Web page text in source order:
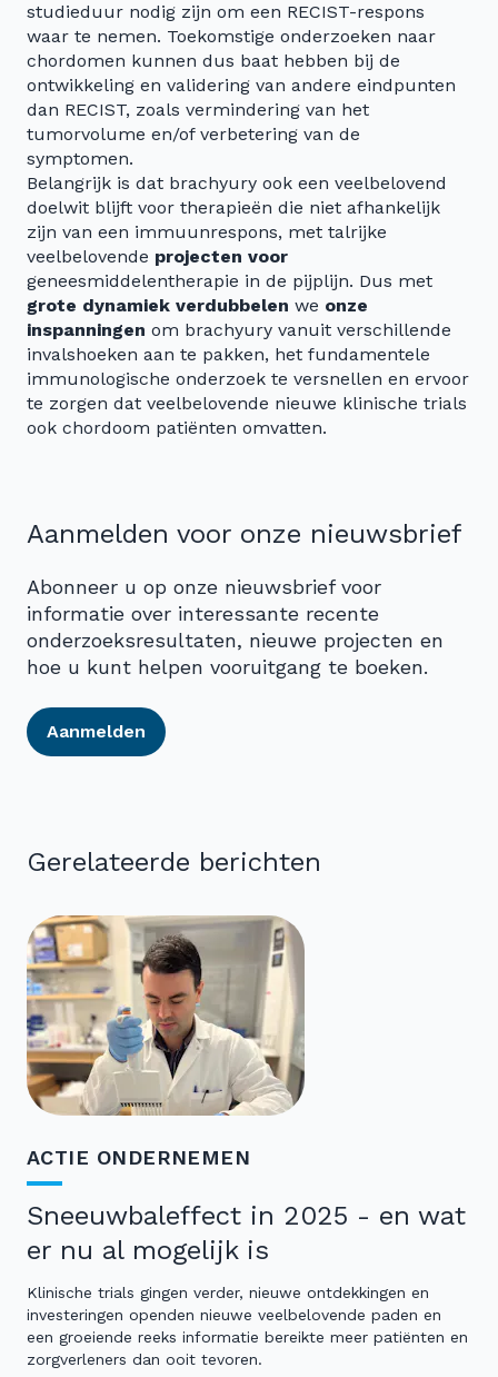
studieduur nodig zijn om een RECIST-respons
waar te nemen. Toekomstige onderzoeken naar
chordomen kunnen dus baat hebben bij de
ontwikkeling en validering van andere eindpunten
dan RECIST, zoals vermindering van het
tumorvolume en/of verbetering van de
symptomen.
Belangrijk is dat brachyury ook een veelbelovend
doelwit blijft voor therapieën die niet afhankelijk
zijn van een immuunrespons, met talrijke
veelbelovende projecten voor
geneesmiddelentherapie in de pijplijn. Dus met
grote dynamiek verdubbelen we onze
inspanningen om brachyury vanuit verschillende
invalshoeken aan te pakken, het fundamentele
immunologische onderzoek te versnellen en ervoor
te zorgen dat veelbelovende nieuwe klinische trials
ook chordoom patiënten omvatten.
Aanmelden voor onze nieuwsbrief
Abonneer u op onze nieuwsbrief voor
informatie over interessante recente
onderzoeksresultaten, nieuwe projecten en
hoe u kunt helpen vooruitgang te boeken.
Aanmelden
Gerelateerde berichten
ACTIE ONDERNEMEN
Sneeuwbaleffect in 2025 - en wat
er nu al mogelijk is
Klinische trials gingen verder, nieuwe ontdekkingen en
investeringen openden nieuwe veelbelovende paden en
een groeiende reeks informatie bereikte meer patiënten en
zorgverleners dan ooit tevoren.